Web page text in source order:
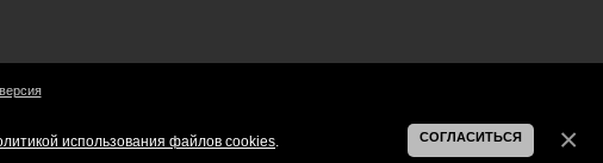
использования файлов cookies СОГЛАСИТЬСЯ